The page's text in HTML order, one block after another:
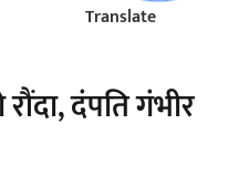
Translate
दंपति गंभीर